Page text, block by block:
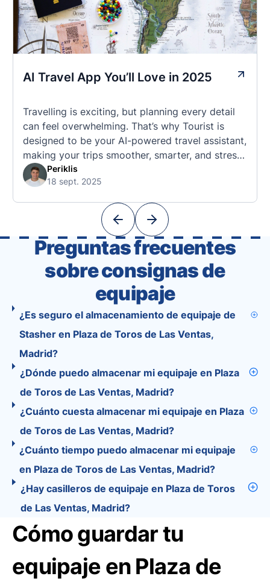
AI Travel App You’ll Love in 2025
Travelling is exciting, but planning every detail
can feel overwhelming. That’s why Tourist is
designed to be your AI-powered travel assistant,
making your trips smoother, smarter, and stress-
free. 🧭 What Makes the Tourist App Unique?
Unlike standard travel apps, Tourist combines
With Tourist, your trip planning becomes as
Periklis
18 sept. 2025
Preguntas frecuentes
sobre consignas de
equipaje
¿Es seguro el almacenamiento de equipaje de
Stasher en Plaza de Toros de Las Ventas,
Madrid?
¿Dónde puedo almacenar mi equipaje en Plaza
de Toros de Las Ventas, Madrid?
¿Cuánto cuesta almacenar mi equipaje en Plaza
de Toros de Las Ventas, Madrid?
¿Cuánto tiempo puedo almacenar mi equipaje
en Plaza de Toros de Las Ventas, Madrid?
¿Hay casilleros de equipaje en Plaza de Toros
de Las Ventas, Madrid?
Cómo guardar tu
equipaje en Plaza de